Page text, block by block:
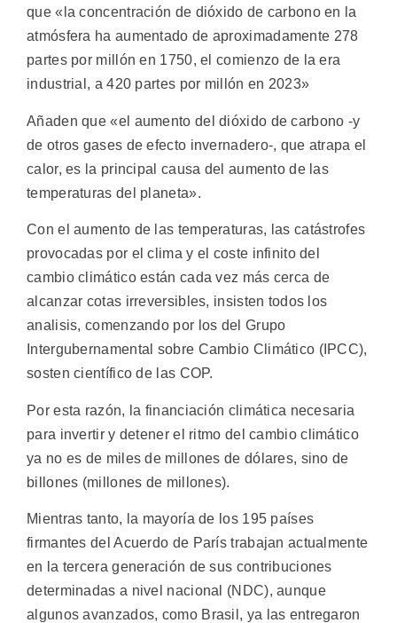
que «la concentración de dióxido de carbono en la
atmósfera ha aumentado de aproximadamente 278
partes por millón en 1750, el comienzo de la era
industrial, a 420 partes por millón en 2023»
Añaden que «el aumento del dióxido de carbono -y
de otros gases de efecto invernadero-, que atrapa el
calor, es la principal causa del aumento de las
temperaturas del planeta».
Con el aumento de las temperaturas, las catástrofes
provocadas por el clima y el coste infinito del
cambio climático están cada vez más cerca de
alcanzar cotas irreversibles, insisten todos los
analisis, comenzando por los del Grupo
Intergubernamental sobre Cambio Climático (IPCC),
sosten científico de las COP.
Por esta razón, la financiación climática necesaria
para invertir y detener el ritmo del cambio climático
ya no es de miles de millones de dólares, sino de
billones (millones de millones).
Mientras tanto, la mayoría de los 195 países
firmantes del Acuerdo de París trabajan actualmente
en la tercera generación de sus contribuciones
determinadas a nivel nacional (NDC), aunque
algunos avanzados, como Brasil, ya las entregaron